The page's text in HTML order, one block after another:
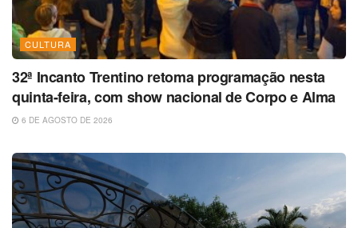
CULTURA
32ª Incanto Trentino retoma programação nesta
quinta-feira, com show nacional de Corpo e Alma
6 DE AGOSTO DE 2026